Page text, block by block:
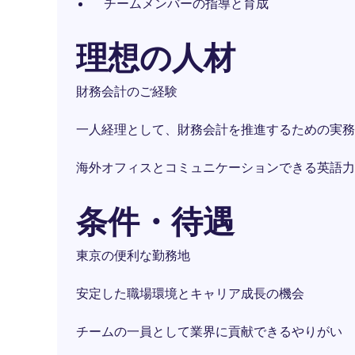
チームメンバーの指導と育成
理想の人材
財務会計のご経験
一人経理として、財務会計を推進するための実
海外オフィスとコミュニケーションできる英語力
条件・待遇
東京の便利な勤務地
安定した職場環境とキャリア成長の機会
チームの一員として業界に貢献できるやりがい